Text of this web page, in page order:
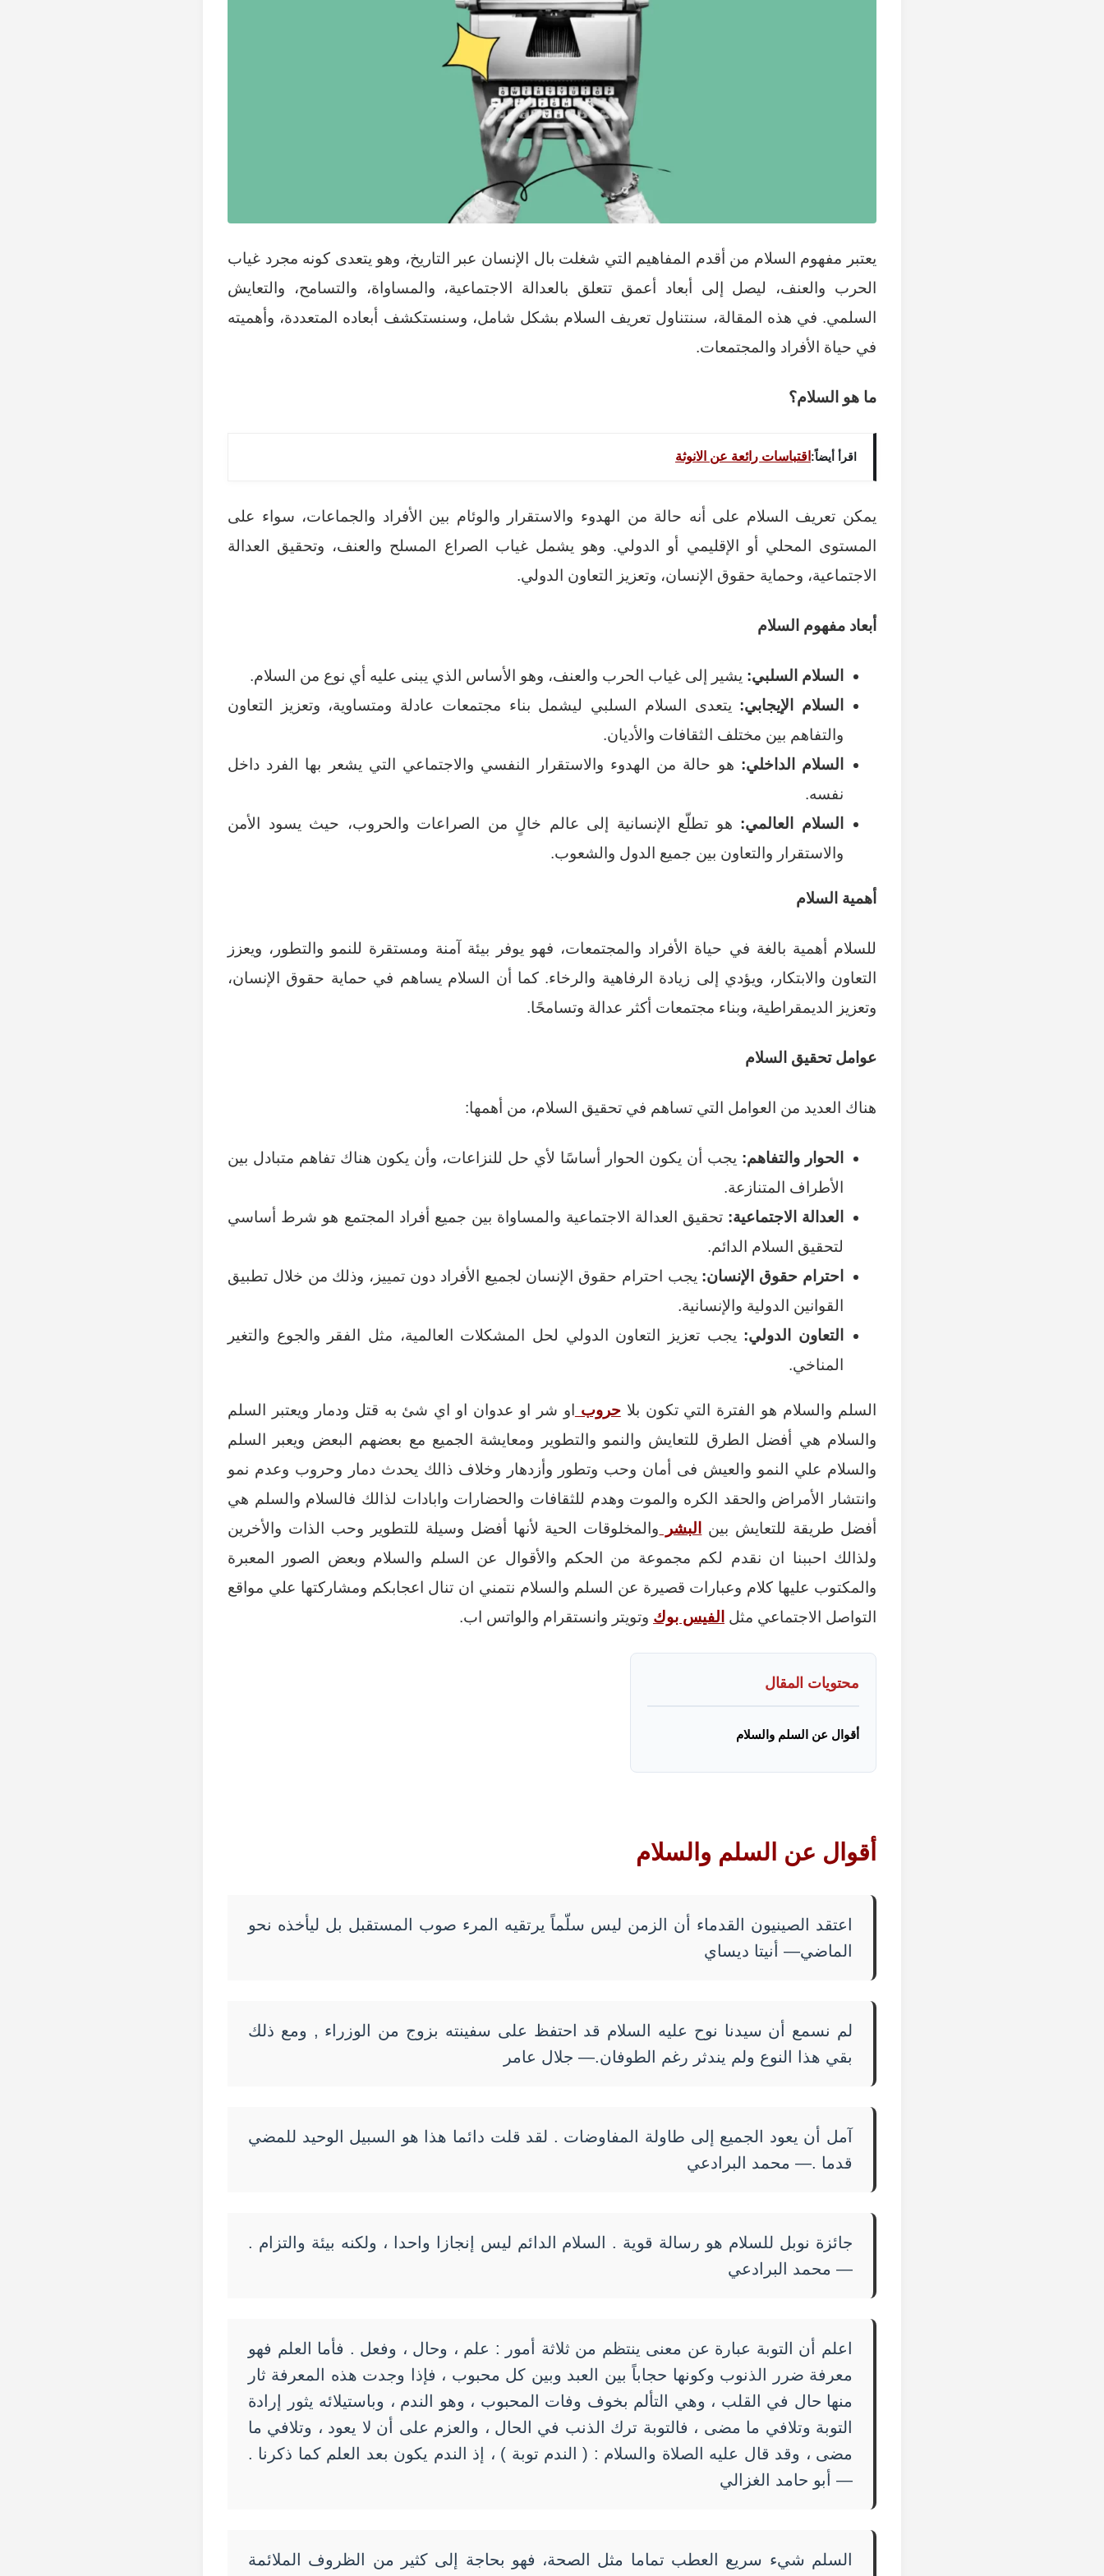
يعتبر مفهوم السلام من أقدم المفاهيم التي شغلت بال الإنسان عبر التاريخ، وهو يتعدى كونه مجرد غياب
الحرب والعنف، ليصل إلى أبعاد أعمق تتعلق بالعدالة الاجتماعية، والمساواة، والتسامح، والتعايش
السلمي. في هذه المقالة، سنتناول تعريف السلام بشكل شامل، وسنستكشف أبعاده المتعددة، وأهميته
في حياة الأفراد والمجتمعات.
ما هو السلام؟
اقرأ أيضاً: اقتباسات رائعة عن الانوثة
يمكن تعريف السلام على أنه حالة من الهدوء والاستقرار والوئام بين الأفراد والجماعات، سواء على
المستوى المحلي أو الإقليمي أو الدولي. وهو يشمل غياب الصراع المسلح والعنف، وتحقيق العدالة
الاجتماعية، وحماية حقوق الإنسان، وتعزيز التعاون الدولي.
أبعاد مفهوم السلام
السلام السلبي: يشير إلى غياب الحرب والعنف، وهو الأساس الذي يبنى عليه أي نوع من السلام.
السلام الإيجابي: يتعدى السلام السلبي ليشمل بناء مجتمعات عادلة ومتساوية، وتعزيز التعاون
والتفاهم بين مختلف الثقافات والأديان.
السلام الداخلي: هو حالة من الهدوء والاستقرار النفسي والاجتماعي التي يشعر بها الفرد داخل
نفسه.
السلام العالمي: هو تطلّع الإنسانية إلى عالم خالٍ من الصراعات والحروب، حيث يسود الأمن
والاستقرار والتعاون بين جميع الدول والشعوب.
أهمية السلام
للسلام أهمية بالغة في حياة الأفراد والمجتمعات، فهو يوفر بيئة آمنة ومستقرة للنمو والتطور، ويعزز
التعاون والابتكار، ويؤدي إلى زيادة الرفاهية والرخاء. كما أن السلام يساهم في حماية حقوق الإنسان،
وتعزيز الديمقراطية، وبناء مجتمعات أكثر عدالة وتسامحًا.
عوامل تحقيق السلام
هناك العديد من العوامل التي تساهم في تحقيق السلام، من أهمها:
الحوار والتفاهم: يجب أن يكون الحوار أساسًا لأي حل للنزاعات، وأن يكون هناك تفاهم متبادل بين
الأطراف المتنازعة.
العدالة الاجتماعية: تحقيق العدالة الاجتماعية والمساواة بين جميع أفراد المجتمع هو شرط أساسي
لتحقيق السلام الدائم.
احترام حقوق الإنسان: يجب احترام حقوق الإنسان لجميع الأفراد دون تمييز، وذلك من خلال تطبيق
القوانين الدولية والإنسانية.
التعاون الدولي: يجب تعزيز التعاون الدولي لحل المشكلات العالمية، مثل الفقر والجوع والتغير
المناخي.
السلم والسلام هو الفترة التي تكون بلاحروب او شر او عدوان او اي شئ به قتل ودمار ويعتبر السلم
والسلام هي أفضل الطرق للتعايش والنمو والتطوير ومعايشة الجميع مع بعضهم البعض ويعبر السلم
والسلام علي النمو والعيش فى أمان وحب وتطور وأزدهار وخلاف ذالك يحدث دمار وحروب وعدم نمو
وانتشار الأمراض والحقد الكره والموت وهدم للثقافات والحضارات وابادات لذالك فالسلام والسلم هي
أفضل طريقة للتعايش بين
البشر والمخلوقات الحية لأنها أفضل وسيلة للتطوير وحب الذات والأخرين
ولذالك احببنا ان نقدم لكم مجموعة من الحكم والأقوال عن السلم والسلام وبعض الصور المعبرة
والمكتوب عليها كلام وعبارات قصيرة عن السلم والسلام نتمني ان تنال اعجابكم ومشاركتها علي مواقع
التواصل الاجتماعي مثل الفيس بوك وتويتر وانستقرام والواتس اب.
محتويات المقال
أقوال عن السلم والسلام
أقوال عن السلم والسلام
اعتقد الصينيون القدماء أن الزمن ليس سلّماً يرتقيه المرء صوب المستقبل بل ليأخذه نحو
الماضي— أنيتا ديساي
لم نسمع أن سيدنا نوح عليه السلام قد احتفظ على سفينته بزوج من الوزراء , ومع ذلك
بقي هذا النوع ولم يندثر رغم الطوفان.— جلال عامر
آمل أن يعود الجميع إلى طاولة المفاوضات . لقد قلت دائما هذا هو السبيل الوحيد للمضي
قدما .— محمد البرادعي
جائزة نوبل للسلام هو رسالة قوية . السلام الدائم ليس إنجازا واحدا ، ولكنه بيئة والتزام .
— محمد البرادعي
اعلم أن التوبة عبارة عن معنى ينتظم من ثلاثة أمور : علم ، وحال ، وفعل . فأما العلم فهو
معرفة ضرر الذنوب وكونها حجاباً بين العبد وبين كل محبوب ، فإذا وجدت هذه المعرفة ثار
منها حال في القلب ، وهي التألم بخوف وفات المحبوب ، وهو الندم ، وباستيلائه يثور إرادة
التوبة وتلافي ما مضى ، فالتوبة ترك الذنب في الحال ، والعزم على أن لا يعود ، وتلافي ما
مضى ، وقد قال عليه الصلاة والسلام : ( الندم توبة ) ، إذ الندم يكون بعد العلم كما ذكرنا .
— أبو حامد الغزالي
السلم شيء سريع العطب تماما مثل الصحة، فهو بحاجة إلى كثير من الظروف الملائمة